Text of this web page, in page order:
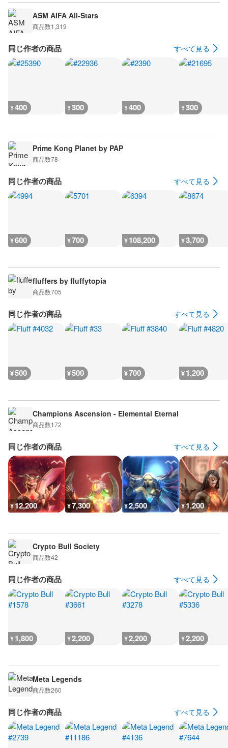
ASM AIFA All-Stars
商品数1,319
同じ作者の商品 すべて見る
¥400 ¥300 ¥400 ¥300
Prime Kong Planet by PAP
商品数78
同じ作者の商品 すべて見る
¥600 ¥700 ¥108,200 ¥3,700
fluffers by fluffytopia
商品数705
同じ作者の商品 すべて見る
¥500 ¥500 ¥700 ¥1,200
Champions Ascension - Elemental Eternal
商品数172
同じ作者の商品 すべて見る
¥12,200 ¥7,300 ¥2,500 ¥1,200
Crypto Bull Society
商品数42
同じ作者の商品 すべて見る
¥1,800 ¥2,200 ¥2,200 ¥2,200
Meta Legends
商品数260
同じ作者の商品 すべて見る